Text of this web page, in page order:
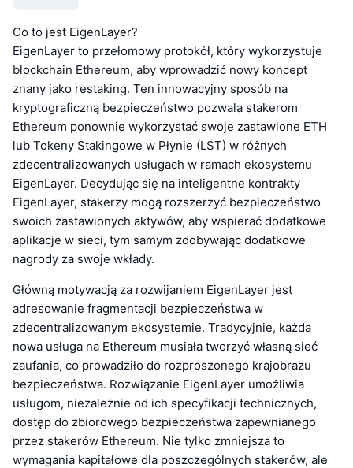
Co to jest EigenLayer?
EigenLayer to przełomowy protokół, który wykorzystuje
blockchain Ethereum, aby wprowadzić nowy koncept
znany jako restaking. Ten innowacyjny sposób na
kryptograficzną bezpieczeństwo pozwala stakerom
Ethereum ponownie wykorzystać swoje zastawione ETH
lub Tokeny Stakingowe w Płynie (LST) w różnych
zdecentralizowanych usługach w ramach ekosystemu
EigenLayer. Decydując się na inteligentne kontrakty
EigenLayer, stakerzy mogą rozszerzyć bezpieczeństwo
swoich zastawionych aktywów, aby wspierać dodatkowe
aplikacje w sieci, tym samym zdobywając dodatkowe
nagrody za swoje wkłady.
Główną motywacją za rozwijaniem EigenLayer jest
adresowanie fragmentacji bezpieczeństwa w
zdecentralizowanym ekosystemie. Tradycyjnie, każda
nowa usługa na Ethereum musiała tworzyć własną sieć
zaufania, co prowadziło do rozproszonego krajobrazu
bezpieczeństwa. Rozwiązanie EigenLayer umożliwia
usługom, niezależnie od ich specyfikacji technicznych,
dostęp do zbiorowego bezpieczeństwa zapewnianego
przez stakerów Ethereum. Nie tylko zmniejsza to
wymagania kapitałowe dla poszczególnych stakerów, ale